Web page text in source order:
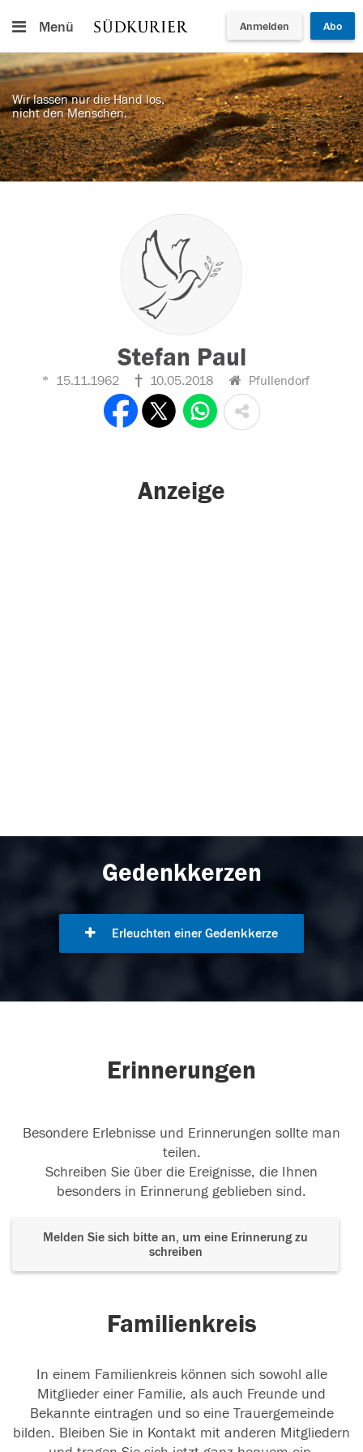
Menü Anmelden Abo
Wir lassen nur die Hand los,
nicht den Menschen.
Stefan Paul
15.11.1962 10.05.2018 Pfullendorf
Anzeige
Gedenkkerzen
Erleuchten einer Gedenkkerze
Erinnerungen
Besondere Erlebnisse und Erinnerungen sollte man
teilen.
Schreiben Sie über die Ereignisse, die Ihnen
besonders in Erinnerung geblieben sind.
Melden Sie sich bitte an, um eine Erinnerung zu
schreiben
Familienkreis
In einem Familienkreis können sich sowohl alle
Mitglieder einer Familie, als auch Freunde und
Bekannte eintragen und so eine Trauergemeinde
bilden. Bleiben Sie in Kontakt mit anderen Mitgliedern